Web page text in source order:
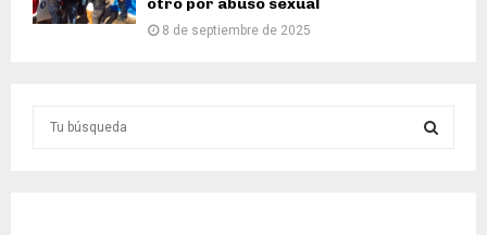
otro por abuso sexual
8 de septiembre de 2025